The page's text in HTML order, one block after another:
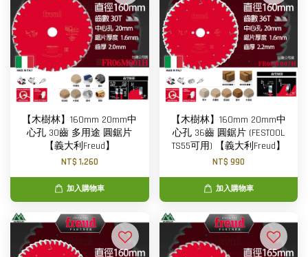
【木樹林】160mm 20mm中
心孔 30齒 多用途 圓鋸片
【義大利Freud】
NT$ 1,260
加入購物車
【木樹林】160mm 20mm中
心孔 36齒 圓鋸片 (FESTOOL
TS55可用) 【義大利Freud】
NT$ 990
加入購物車